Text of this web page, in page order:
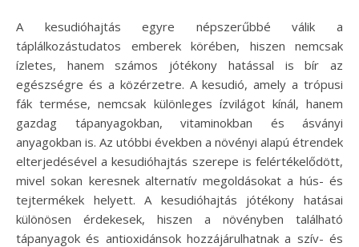
A kesudióhajtás egyre népszerűbbé válik a
táplálkozástudatos emberek körében, hiszen nemcsak
ízletes, hanem számos jótékony hatással is bír az
egészségre és a közérzetre. A kesudió, amely a trópusi
fák termése, nemcsak különleges ízvilágot kínál, hanem
gazdag tápanyagokban, vitaminokban és ásványi
anyagokban is. Az utóbbi években a növényi alapú étrendek
elterjedésével a kesudióhajtás szerepe is felértékelődött,
mivel sokan keresnek alternatív megoldásokat a hús- és
tejtermékek helyett. A kesudióhajtás jótékony hatásai
különösen érdekesek, hiszen a növényben található
tápanyagok és antioxidánsok hozzájárulhatnak a szív- és